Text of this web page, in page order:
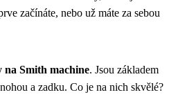
začínáte, nebo už máte za sebou
na Smith machine. Jsou základem
a zadku. Co je na nich skvělé?